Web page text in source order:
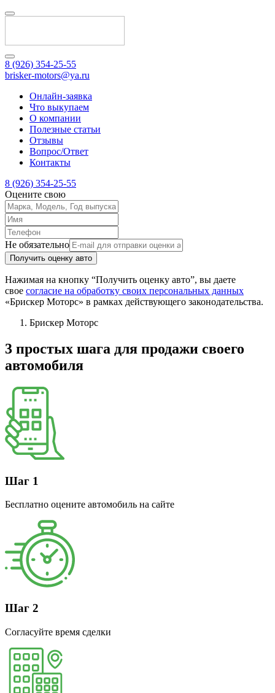
8 (926) 354-25-55
brisker-motors@ya.ru
Онлайн-заявка
Что выкупаем
О компании
Полезные статьи
Отзывы
Вопрос/Ответ
Контакты
8 (926) 354-25-55
Оцените свою
Не обязательно
Получить оценку авто
Нажимая на кнопку “Получить оценку авто”, вы даете
свое согласие на обработку своих персональных данных
«Брискер Моторс» в рамках действующего законодательства.
Брискер Моторс
3 простых шага для продажи своего
автомобиля
Шаг 1
Бесплатно оцените автомобиль на сайте
Шаг 2
Согласуйте время сделки